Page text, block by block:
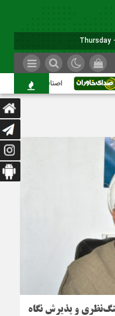
اصناف در حاشیه
و پذیرش نگاه